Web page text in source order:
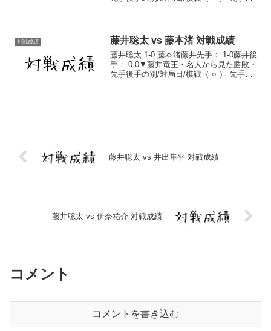
対戦成績 藤井聡太 vs 藤本渚 対戦成績
藤井聡太 1-0 藤本渚藤井先手： 1-0藤井後
手： 0-0▼藤井竜王・名人から見た勝敗・
先手後手の別/対局日/棋戦（ ○ ） 先手
藤井聡太 vs 井出隼平 対戦成績
藤井聡太 vs 伊奈祐介 対戦成績
コメント
コメントを書き込む